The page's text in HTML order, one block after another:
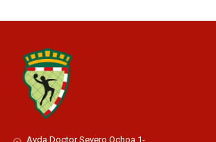
Avda Doctor Severo Ochoa 1-